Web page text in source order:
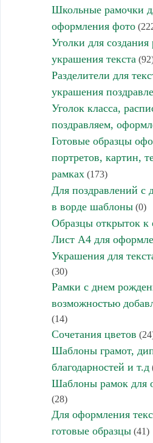
Школьные рамочки
оформления фото
Уголки для создания
украшения текста
Разделители для
украшения
Уголок класса,
поздравляем,
Готовые образцы
портретов, картин,
рамках(173)
Для поздравлений с
в ворде шаблоны(0)
Образцы открыток к
Лист А4 для
Украшения для
(30)
Рамки с днем
возможностью
(14)
Сочетания цветов
Шаблоны грамот,
благодарностей и т.д
Шаблоны рамок для
(28)
Для оформления
готовые образцы(41)